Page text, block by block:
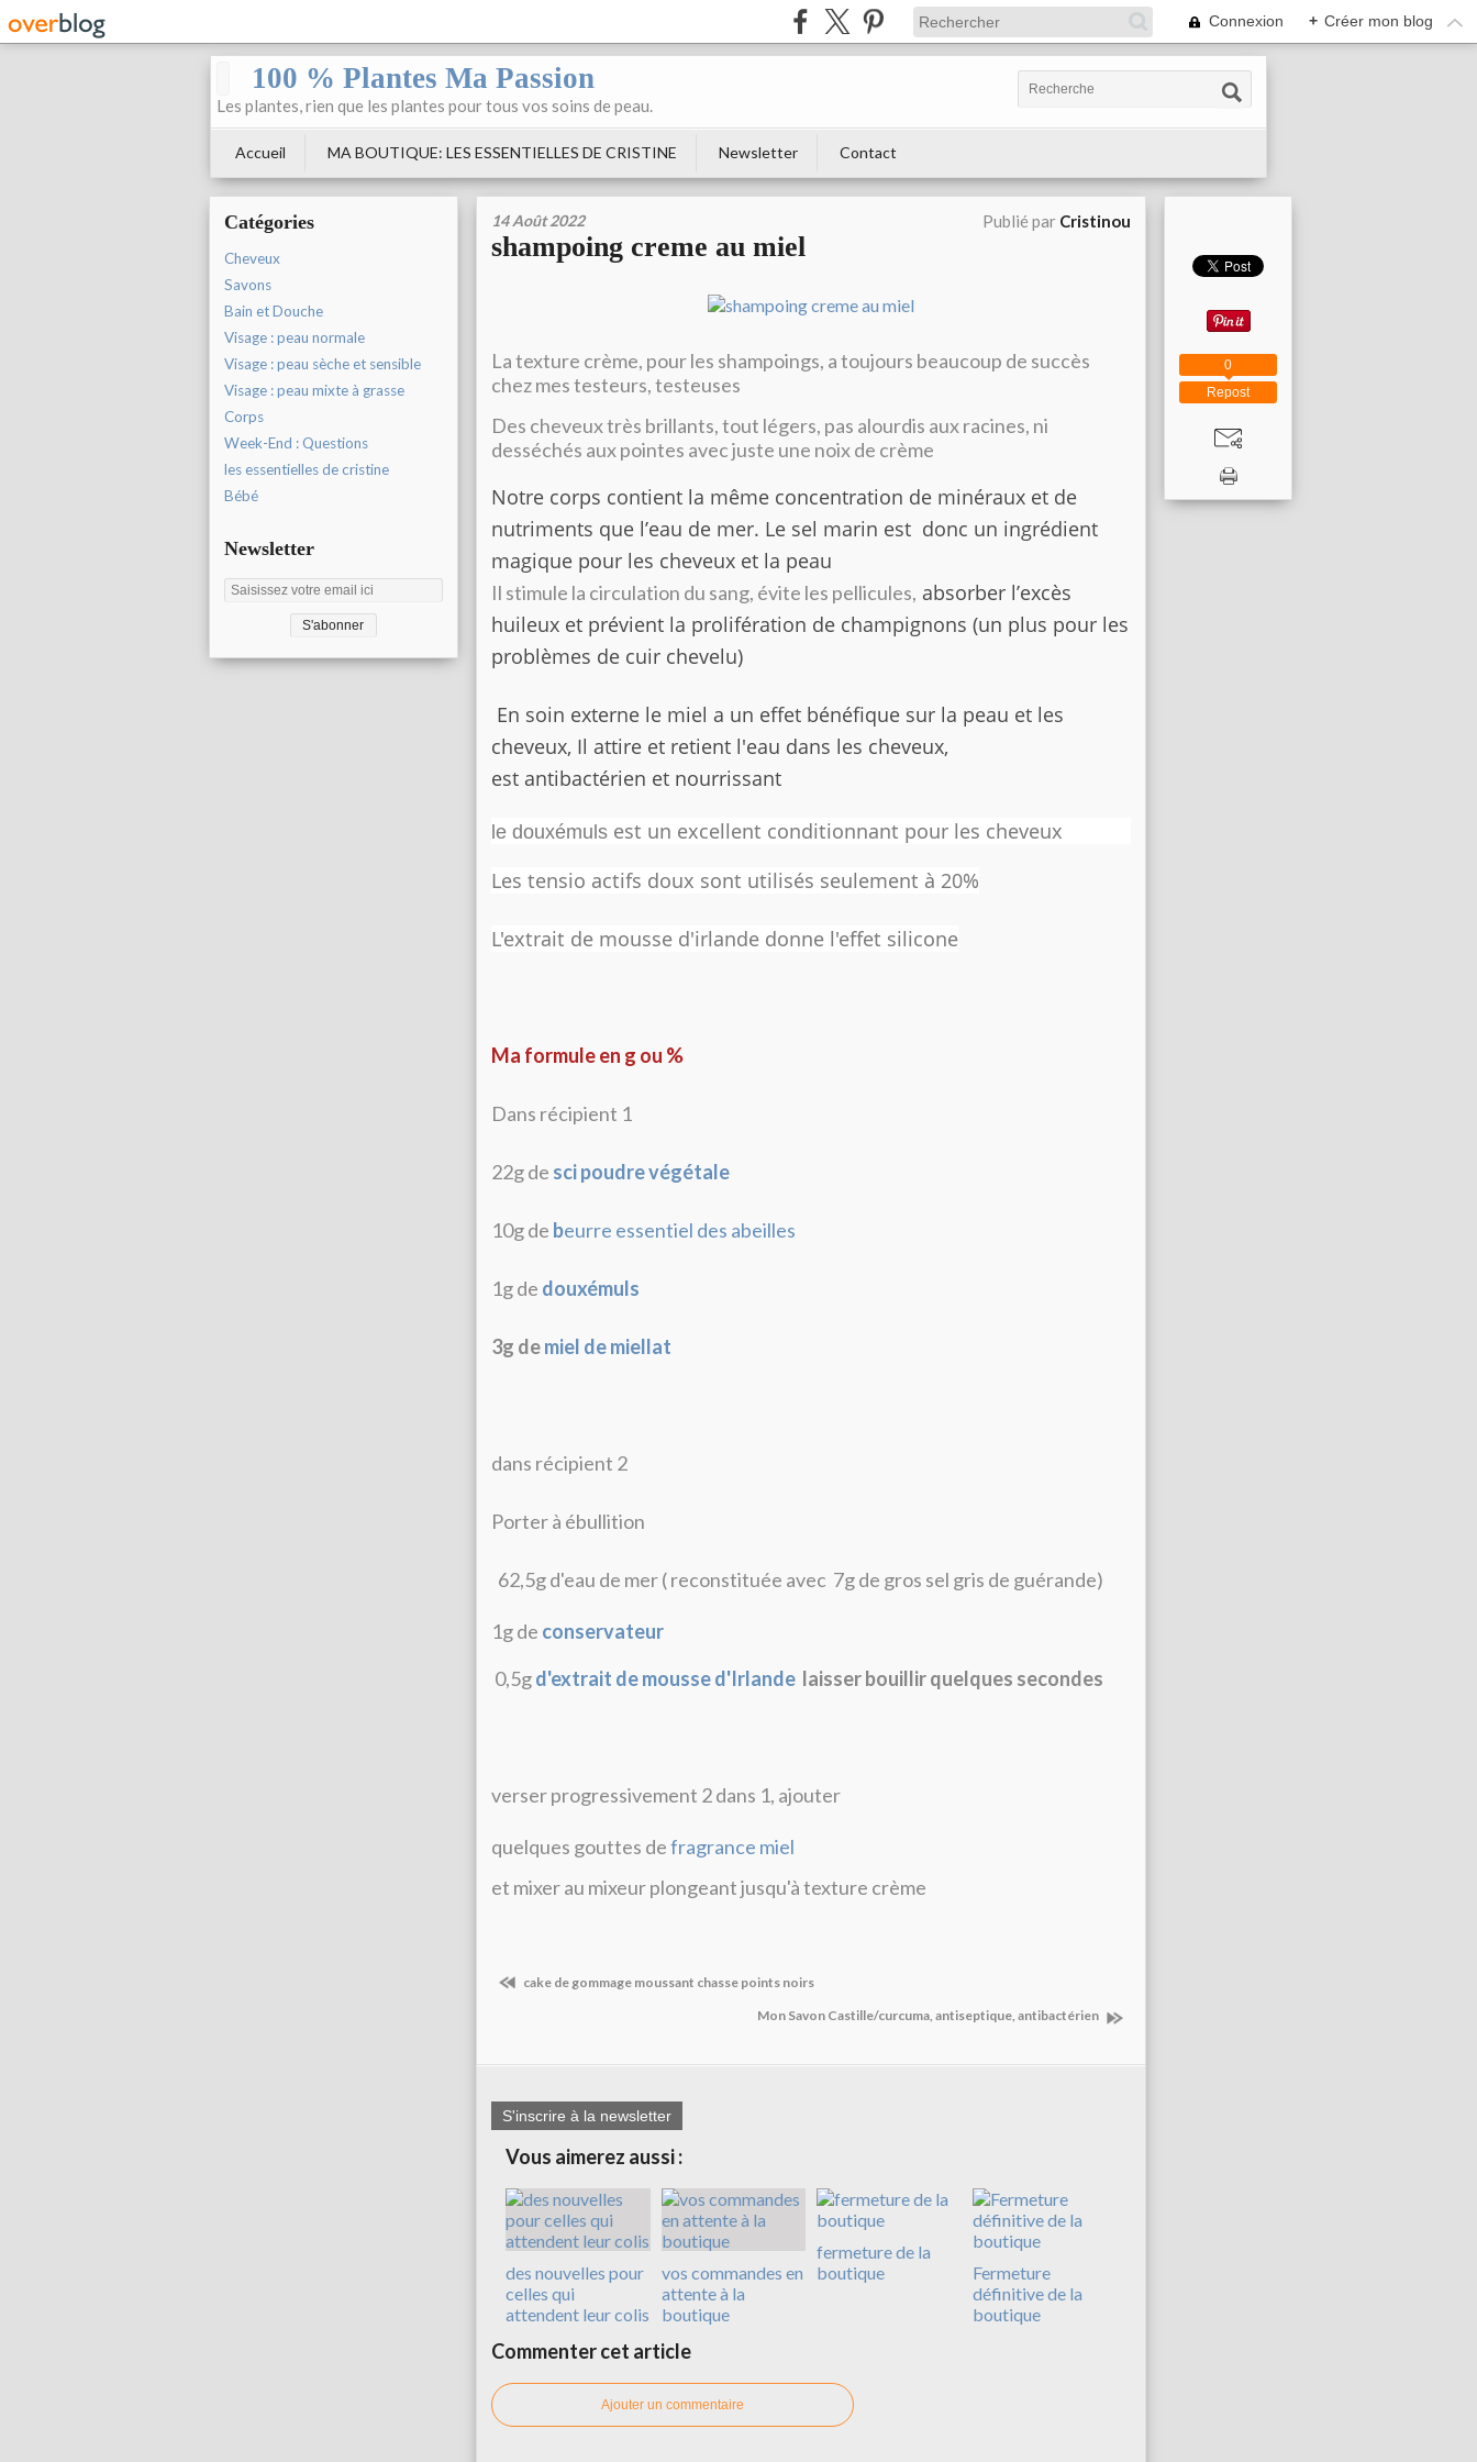
Connexion + Créer mon blog
100 % Plantes Ma Passion
Les plantes, rien que les plantes pour tous vos soins de peau.
Accueil MA BOUTIQUE: LES ESSENTIELLES DE CRISTINE Newsletter Contact
Catégories
Cheveux
Savons
Bain et Douche
Visage : peau normale
Visage : peau sèche et sensible
Visage : peau mixte à grasse
Corps
Week-End : Questions
les essentielles de cristine
Bébé
Newsletter
14 Août 2022 Publié par Cristinou
shampoing creme au miel
La texture crème, pour les shampoings, a toujours beaucoup de succès
chez mes testeurs, testeuses
Des cheveux très brillants, tout légers, pas alourdis aux racines, ni
desséchés aux pointes avec juste une noix de crème
Notre corps contient la même concentration de minéraux et de
nutriments que l’eau de mer. Le sel marin est donc un ingrédient
magique pour les cheveux et la peau
Il stimule la circulation du sang, évite les pellicules, absorber l’excès
huileux et prévient la prolifération de champignons (un plus pour les
problèmes de cuir chevelu)
En soin externe le miel a un effet bénéfique sur la peau et les
cheveux, Il attire et retient l'eau dans les cheveux,
est antibactérien et nourrissant
le douxémuls est un excellent conditionnant pour les cheveux
Les tensio actifs doux sont utilisés seulement à 20%
L'extrait de mousse d'irlande donne l'effet silicone
Ma formule en g ou %
Dans récipient 1
22g de sci poudre végétale
10g de beurre essentiel des abeilles
1g de douxémuls
3g demiel de miellat
dans récipient 2
Porter à ébullition
62,5g d'eau de mer ( reconstituée avec 7g de gros sel gris de guérande)
1g de conservateur
0,5gd'extrait de mousse d'Irlande laisser bouillir quelques secondes
verser progressivement 2 dans 1, ajouter
quelques gouttes defragrance miel
et mixer au mixeur plongeant jusqu'à texture crème
cake de gommage moussant chasse points noirs
Mon Savon Castille/curcuma, antiseptique, antibactérien
S'inscrire à la newsletter
Vous aimerez aussi :
des nouvelles pour
celles qui
attendent leur colis
vos commandes en
attente à la
boutique
fermeture de la
boutique
Fermeture
définitive de la
boutique
Commenter cet article
Ajouter un commentaire
Repost
0